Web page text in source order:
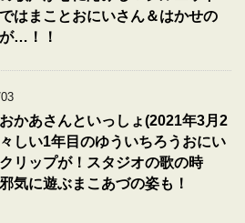
はまことおにいさん＆はかせの
…！！
かあさんといっしょ(2021年3月2
しい1年目のゆういちろうおにい
リップが！スタジオの歌の時
気に遊ぶまこあづの姿も！